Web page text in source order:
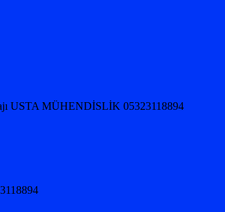
USTA MÜHENDİSLİK 05323118894